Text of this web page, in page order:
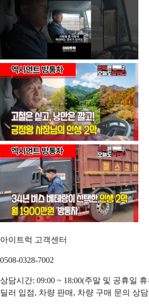
아이트럭 고객센터
0508-0328-7002
상담시간: 09:00 ~ 18:00(주말 및 공휴일
딜러 입점, 차량 판매, 차량 구매 문의 상담